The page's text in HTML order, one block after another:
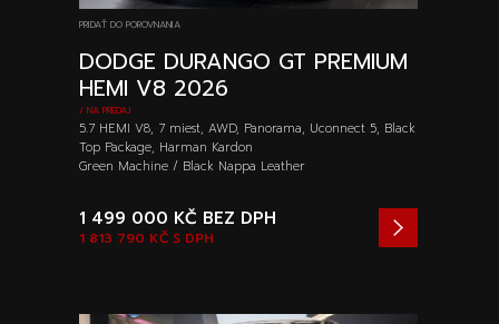
PRIDAŤ DO POROVNANIA
DODGE DURANGO GT PREMIUM
HEMI V8 2026
/ NA PREDAJ
5.7 HEMI V8, 7 miest, AWD, Panorama, Uconnect 5, Black
Top Package, Harman Kardon
Green Machine / Black Nappa Leather
1 813 790 KČ S DPH
1 499 000 KČ BEZ DPH